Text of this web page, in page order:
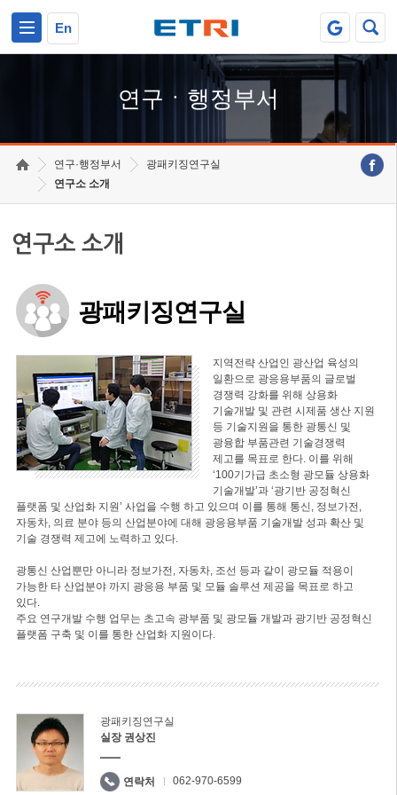
En
연구ㆍ행정부서
연구·행정부서
광패키징연구실
연구소 소개
연구소 소개
광패키징연구실
지역전략 산업인 광산업 육성의
일환으로 광응용부품의 글로벌
경쟁력 강화를 위해 상용화
기술개발 및 관련 시제품 생산 지원
등 기술지원을 통한 광통신 및
광융합 부품관련 기술경쟁력
제고를 목표로 한다. 이를 위해
‘100기가급 초소형 광모듈 상용화
기술개발’과 ‘광기반 공정혁신
플랫폼 및 산업화 지원’ 사업을 수행 하고 있으며 이를 통해 통신, 정보가전,
자동차, 의료 분야 등의 산업분야에 대해 광응용부품 기술개발 성과 확산 및
기술 경쟁력 제고에 노력하고 있다.
광통신 산업뿐만 아니라 정보가전, 자동차, 조선 등과 같이 광모듈 적용이
가능한 타 산업분야 까지 광응용 부품 및 모듈 솔루션 제공을 목표로 하고
있다.
주요 연구개발 수행 업무는 초고속 광부품 및 광모듈 개발과 광기반 공정혁신
플랫폼 구축 및 이를 통한 산업화 지원이다.
광패키징연구실
실장 권상진
연락처 062-970-6599